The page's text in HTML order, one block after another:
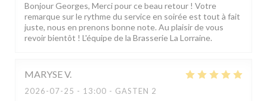
Bonjour Georges, Merci pour ce beau retour ! Votre
remarque sur le rythme du service en soirée est tout à fait
juste, nous en prenons bonne note. Au plaisir de vous
revoir bientôt ! L'équipe de la Brasserie La Lorraine.
MARYSEV
2026-07-25 - 13:00 - GASTEN 2